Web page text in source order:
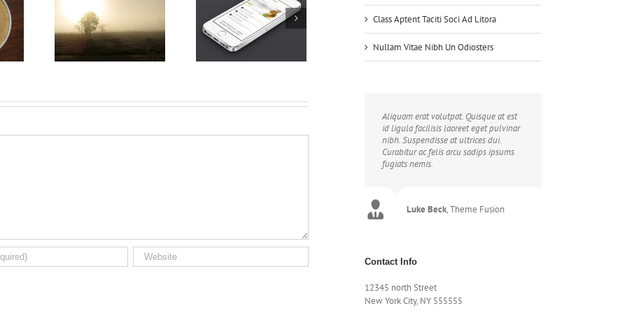
Nibh
Proin Sodales
Quam Nec Sollicit
Nunc Tincidunt Elit
Class Aptent Taciti Soci Ad Litora
Nullam Vitae Nibh Un Odiosters
Aliquam erat volutpat. Quisque at est
id ligula facilisis laoreet eget pulvinar
nibh. Suspendisse at ultrices dui.
Curabitur ac felis arcu sadips ipsums
fugiats nemis.
Luke Beck,Theme Fusion
Contact Info
12345 north Street
New York City, NY 555555